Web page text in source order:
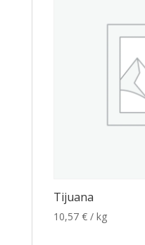
Tijuana
10,57 € / kg